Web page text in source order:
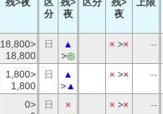
分
夜
夜
18,800>
18,800
日
▲
>◎
× >× --
1,800>
1,800
日
▲
>▲
× >× --
0>
日
×
× >× --